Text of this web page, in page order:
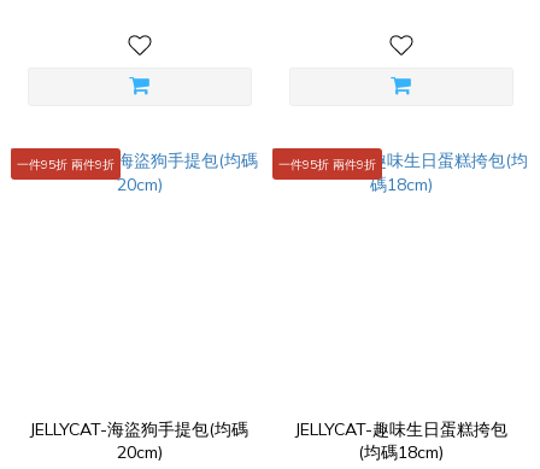
一件95折 兩件9折
JELLYCAT-海盜狗手提包(均碼
20cm)
一件95折 兩件9折
JELLYCAT-趣味生日蛋糕挎包
(均碼18cm)